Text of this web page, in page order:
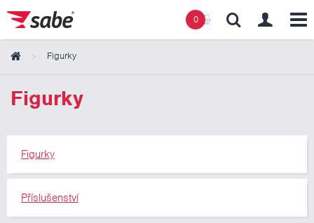
0
Figurky
Figurky
Figurky
Příslušenství
Obsah košíku